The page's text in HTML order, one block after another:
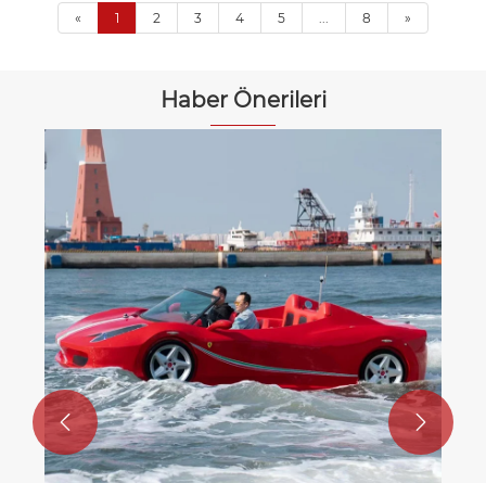
« 1 2 3 4 5 ... 8 »
Haber Önerileri
Neden
seçmelisiniz?
Daha fazla
 